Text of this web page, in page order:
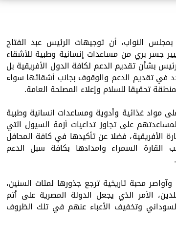
النواب، أن توجيهات الرئيس عبد الفتاح
جسر بري من مساعدات إنسانية وطبية للأشقاء
بشأن تقديم الدعم لكافة الدول الأفريقية بل
في تقديم الدعم والوقوف بجانب أشقائها سواء
تحقيقا للسلام وإعلاء المصلحة العامة.
مواد غذائية وأدوية ومساعدات انسانية وطبية
لمساعدتهم على تجاوز تداعيات أزمة السيول التي
الأفريقية، فضلا عن تأكيدها في كافة المحافل
القارة السمراء وامدادها بكافة سبل الدعم
محبة تاريخية ترجع جذورها لمئات السنين،
الأمر الذي يجعل الدولة المصرية على أتم
وتخفيف الأعباء عنهم في تلك الظروف